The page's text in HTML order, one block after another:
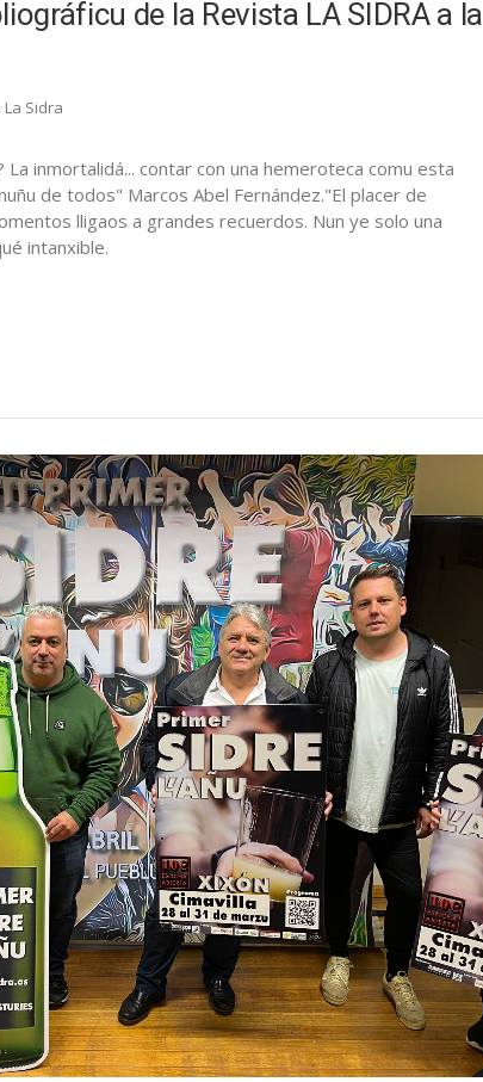
de la Revista LA SIDRA a la
La Sidra
inmortalidá... contar con una hemeroteca comu esta
de todos" Marcos Abel Fernández."El placer de
lligaos a grandes recuerdos. Nun ye solo una
intanxible.